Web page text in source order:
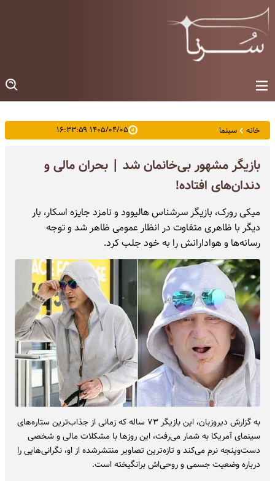
خانه سینما ۱۴۰۵/۰۴/۰۵ ۱۶:۳۳:۵۹
بازیگر مشهور بی‌خانمان شد | بحران مالی و
دندان‌های افتاده!‌
میکی رورک، بازیگر سرشناس هالیوود و نامزد جایزه اسکار، بار
دیگر با ظاهری متفاوت در انظار عمومی ظاهر شد و توجه
رسانه‌ها و هوادارانش را به خود جلب کرد.
به گزارش دیروزبان، این بازیگر ۷۳ ساله که زمانی از جذاب‌ترین ستاره‌های
سینمای آمریکا به شمار می‌رفت، این روزها با مشکلات مالی و شخصی
دست‌وپنجه نرم می‌کند و تازه‌ترین تصاویر منتشرشده از او، نگرانی‌هایی را
درباره وضعیت جسمی و روحی‌اش برانگیخته است.